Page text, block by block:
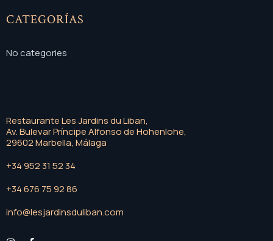
CATEGORÍAS
No categories
Restaurante Les Jardins du Liban,
Av. Bulevar Príncipe Alfonso de Hohenlohe,
29602 Marbella, Málaga
+34 952 31 52 34
+34 676 75 92 86
info@lesjardinsduliban.com